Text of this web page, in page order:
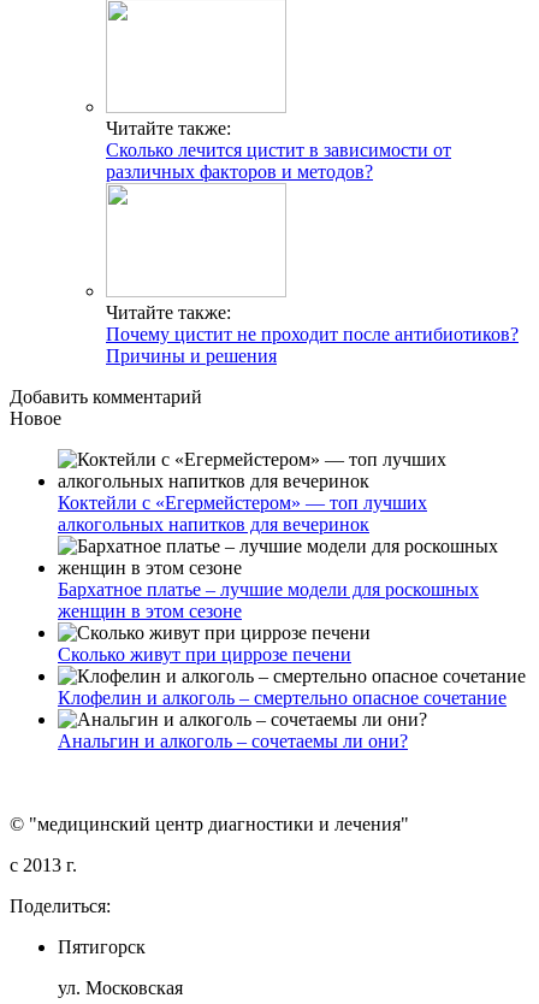
Читайте также:
Сколько лечится цистит в зависимости от
различных факторов и методов?
Читайте также:
Почему цистит не проходит после антибиотиков?
Причины и решения
Добавить комментарий
Новое
Коктейли с «Егермейстером» — топ лучших
алкогольных напитков для вечеринок
Бархатное платье – лучшие модели для роскошных
женщин в этом сезоне
Сколько живут при циррозе печени
Клофелин и алкоголь – смертельно опасное сочетание
Анальгин и алкоголь – сочетаемы ли они?
© "медицинский центр диагностики и лечения"
c 2013 г.
Поделиться:
Пятигорск
ул. Московская